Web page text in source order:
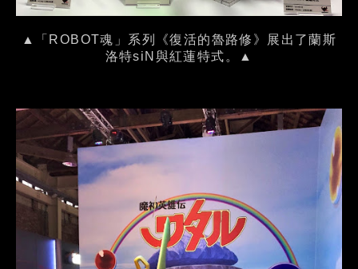
▲「ROBOT魂」系列《復活的魯路修》展出了蘭斯
洛特siN與紅蓮特式。▲